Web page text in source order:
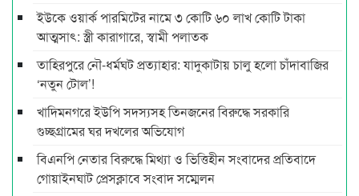
ইউকে ওয়ার্ক পারমিটের নামে ৩ কোটি ৬০ লাখ কোটি টাকা
আত্মসাৎ: স্ত্রী কারাগারে, স্বামী পলাতক
তাহিরপুরে নৌ-ধর্মঘট প্রত্যাহার: যাদুকাটায় চালু হলো চাঁদাবাজির
‘নতুন টোল’!
খাদিমনগরে ইউপি সদস্যসহ তিনজনের বিরুদ্ধে সরকারি
গুচ্ছগ্রামের ঘর দখলের অভিযোগ
বিএনপি নেতার বিরুদ্ধে মিথ্যা ও ভিত্তিহীন সংবাদের প্রতিবাদে
গোয়াইনঘাট প্রেসক্লাবে সংবাদ সম্মেলন